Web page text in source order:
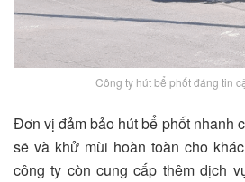
Công ty hút bể phốt đáng tin
Đơn vị đảm bảo hút bể phốt nhanh
sẽ và khử mùi hoàn toàn cho
công ty còn cung cấp thêm dịch